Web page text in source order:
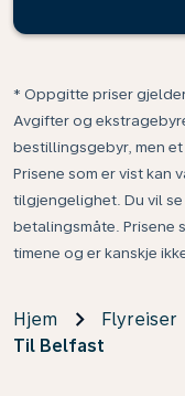
* Oppgitte priser
Avgifter og
bestillingsgebyr, men
Prisene som er vist kan
tilgjengelighet. Du vil
betalingsmåte. Prisene
timene og er kanskje
Hjem Flyreiser
Til Belfast